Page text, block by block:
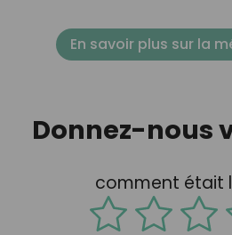
En savoir plus sur la
Donnez-nous
comment était